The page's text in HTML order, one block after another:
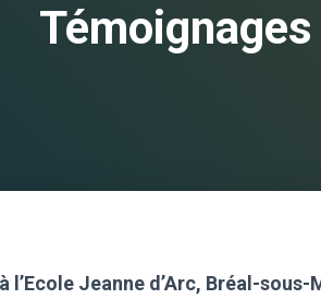
Témoignages
l’Ecole Jeanne d’Arc, Bréal-